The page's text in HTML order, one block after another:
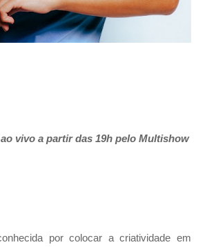
vivo a partir das 19hpelo Multishow
por colocar a criatividade em